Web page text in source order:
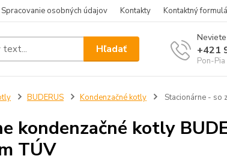
Spracovanie osobných údajov Kontakty Kontaktný
Hľadať +421
Pon-
BUDERUS Kondenzačné kotly Stacionárne - so
kondenzačné kotly
TÚV